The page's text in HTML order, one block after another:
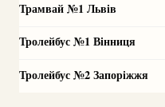
Трамвай №1 Львів
Тролейбус №1 Вінниця
Тролейбус №2 Запоріжжя